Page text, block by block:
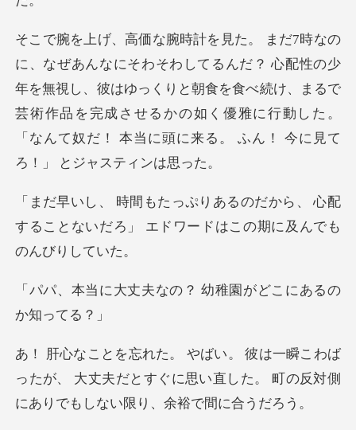
配性の少
年を無視し、彼はゆっくりと朝食を食べ続け、まるで
芸術作品を完成させるかの如く優雅に
から、 心配
することないだろ」 エドワ
なの？ 幼稚園がどこ
わば
ったが、 大丈夫だとすぐに思い直した。 町の